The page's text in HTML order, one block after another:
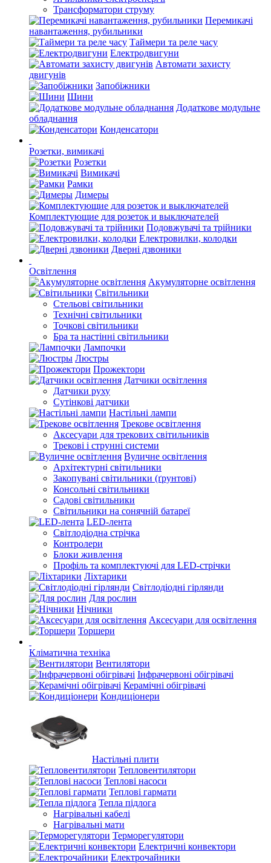
Трансформатори струму
Перемикачі
навантаження, рубильники
Таймери та реле часу
Електродвигуни
Автомати захисту
двигунів
Запобіжники
Шини
Додаткове модульне
обладнання
Конденсатори
Розетки, вимикачі
Розетки
Вимикачі
Рамки
Димеры
Комплектующие для розеток и выключателей
Подовжувачі та трійники
Електровилки, колодки
Дверні дзвоники
Освітлення
Акумуляторне освітлення
Світильники
Стельові світильники
Технічні світильники
Точкові світильники
Бра та настінні світильники
Лампочки
Люстры
Прожектори
Датчики освітлення
Датчики руху
Сутінкові датчики
Настільні лампи
Трекове освітлення
Аксесуари для трекових світильників
Трекові і струнні системи
Вуличне освітлення
Архітектурні світильники
Закопувані світильники (ґрунтові)
Консольні світильники
Садові світильники
Світильники на сонячній батареї
LED-лента
Світлодіодна стрічка
Контролери
Блоки живлення
Профіль та комплектуючі для LED-стрічки
Ліхтарики
Світлодіодні гірлянди
Для рослин
Нічники
Аксесуари для освітлення
Торшери
Кліматична техніка
Вентилятори
Інфрачервоні обігрівачі
Керамічні обігрівачі
Кондиціонери
Настільні плити
Тепловентилятори
Теплові насоси
Теплові гармати
Тепла підлога
Нагрівальні кабелі
Нагрівальні мати
Терморегулятори
Електричні конвектори
Електрочайники